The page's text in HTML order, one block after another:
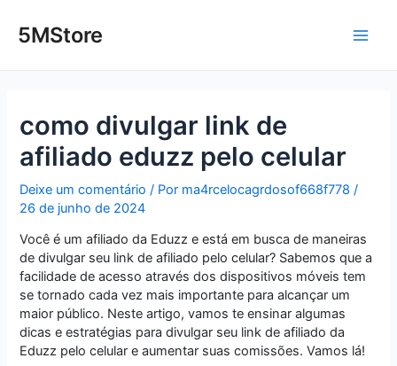
para5MStore
como divulgar link de
afiliado eduzz pelo celular
Deixe um comentário / Por ma4rcelocagrdosof668f778/
26 de junho de 2024
Você é um afiliado da Eduzz e está em busca de maneiras
de divulgar seu link de afiliado pelo celular? Sabemos que a
facilidade de acesso através dos dispositivos móveis tem
se tornado cada vez mais importante para alcançar um
maior público. Neste artigo, vamos te ensinar algumas
dicas e estratégias para divulgar seu link de afiliado da
Eduzz pelo celular e aumentar suas comissões. Vamos lá!
navigation